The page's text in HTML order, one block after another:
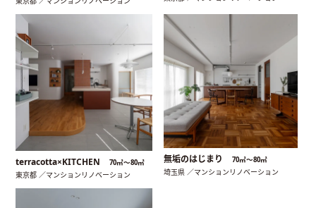
terracotta×KITCHEN 70㎡〜80㎡
東京都 ／マンションリノベーション
無垢のはじまり 70㎡〜80㎡
埼玉県 ／マンションリノベーション